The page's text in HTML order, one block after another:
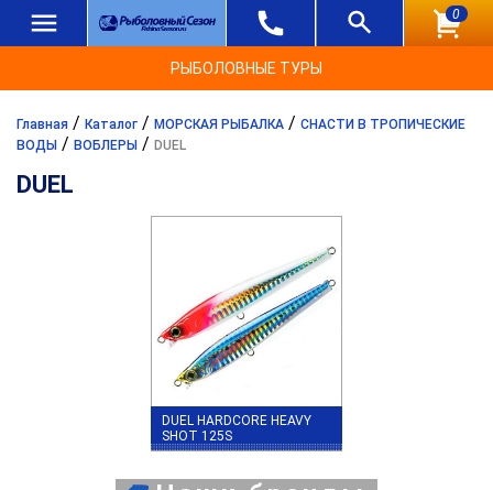
0
РЫБОЛОВНЫЕ ТУРЫ
Главная / Каталог / МОРСКАЯ РЫБАЛКА / СНАСТИ В ТРОПИЧЕСКИЕ
ВОДЫ / ВОБЛЕРЫ / DUEL
DUEL
DUEL HARDCORE HEAVY
SHOT 125S